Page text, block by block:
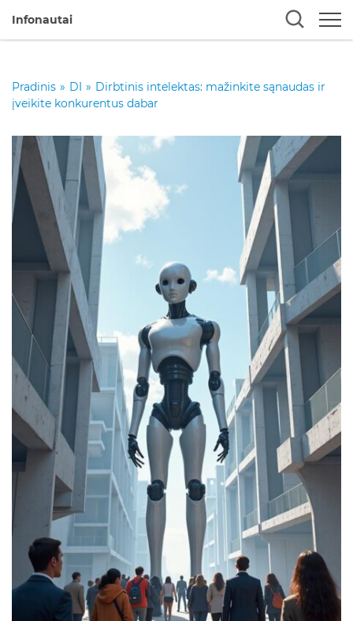
Infonautai
Pradinis » DI » Dirbtinis intelektas: mažinkite sąnaudas ir
įveikite konkurentus dabar